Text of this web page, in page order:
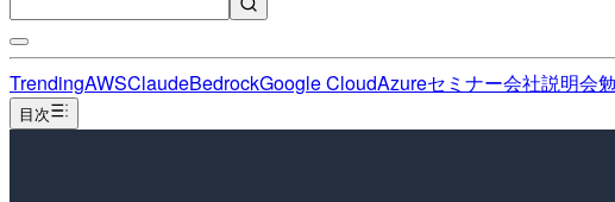
TrendingAWSClaudeBedrockGoogle CloudAzureセミナー会社説明会
目次